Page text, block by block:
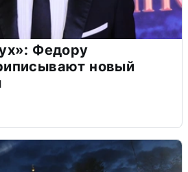
Федору
новый